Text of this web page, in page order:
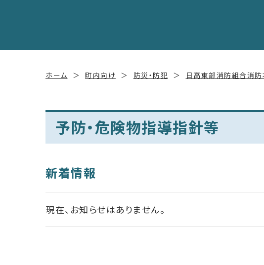
ホーム 町内向け 防災・防犯 日高東部消防組合消防
予防・危険物指導指針等
新着情報
現在、お知らせはありません。